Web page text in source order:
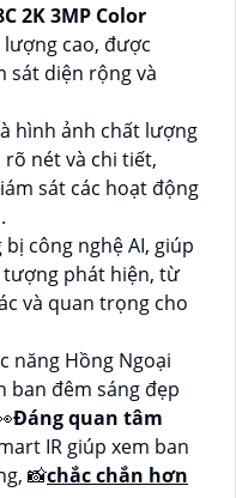
2K 3MP Color
cao, được
sát diện rộng và
hình ảnh chất lượng
rõ nét và chi tiết,
sát các hoạt động
công nghệ AI, giúp
tượng phát hiện, từ
và quan trọng cho
năng Hồng Ngoại
ban đêm sáng đẹp
Đáng quan tâm
IR giúp xem ban
📸chắc chắn hơn